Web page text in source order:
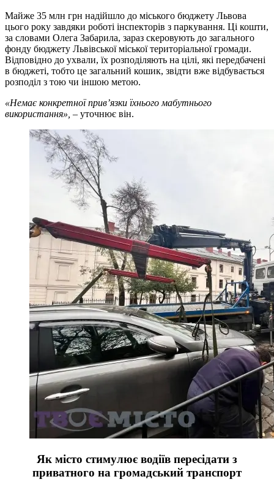
Майже 35 млн грн надійшло до міського бюджету Львова
цього року завдяки роботі інспекторів з паркування. Ці кошти,
за словами Олега Забарила, зараз скеровують до загального
фонду бюджету Львівської міської територіальної громади.
Відповідно до ухвали, їх розподіляють на цілі, які передбачені
в бюджеті, тобто це загальний кошик, звідти вже відбувається
розподіл з тою чи іншою метою.
«Немає конкретної прив’язки їхнього мабутнього
використання», – уточнює він.
Як місто стимулює водіїв пересідати з
приватного на громадський транспорт